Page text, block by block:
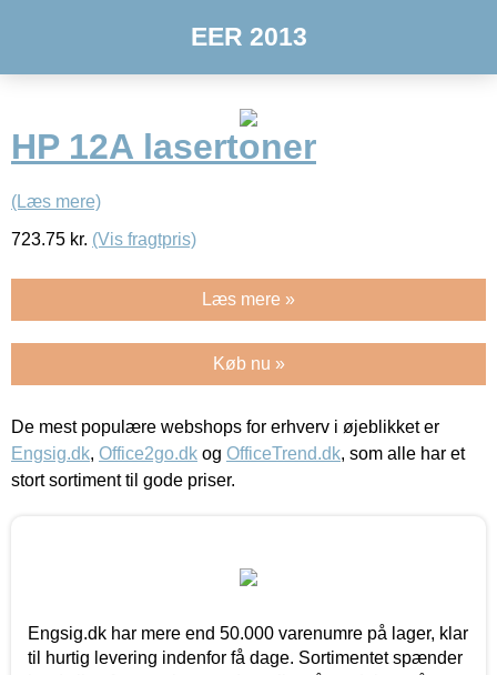
EER 2013
HP 12A lasertoner
(Læs mere)
723.75 kr. (Vis fragtpris)
Læs mere »
Køb nu »
De mest populære webshops for erhverv i øjeblikket er
Engsig.dk, Office2go.dk og OfficeTrend.dk, som alle har et
stort sortiment til gode priser.
Engsig.dk har mere end 50.000 varenumre på lager, klar
til hurtig levering indenfor få dage. Sortimentet spænder